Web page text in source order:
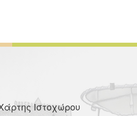
Ιστοχώρου